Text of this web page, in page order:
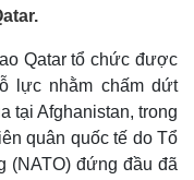
Qatar tổ chức được
lực nhằm chấm dứt
tại Afghanistan, trong
quân quốc tế do Tổ
đứng đầu đã